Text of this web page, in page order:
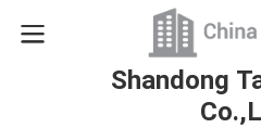
Shandong